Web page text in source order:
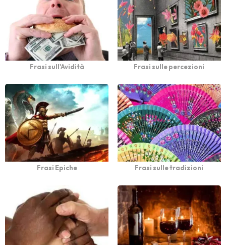
Frasi sull'Avidità Frasi sulle percezioni
Frasi Epiche Frasi sulle tradizioni